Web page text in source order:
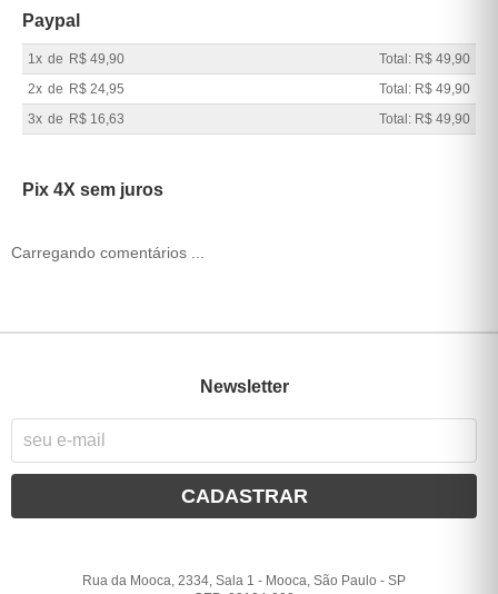
Paypal
1x de R$ 49,90
Total: R$ 49,90
2x de R$ 24,95
Total: R$ 49,90
3x de R$ 16,63 Total: R$ 49,90
Pix 4X sem juros
Carregando comentários ...
Newsletter
CADASTRAR
Rua da Mooca, 2334, Sala 1 - Mooca, São Paulo -SP